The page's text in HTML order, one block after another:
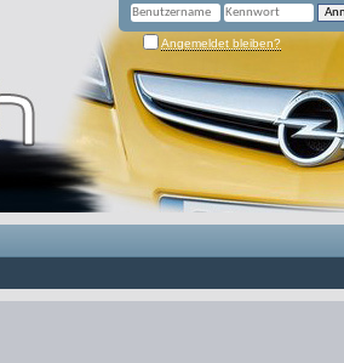
Angemeldet bleiben?